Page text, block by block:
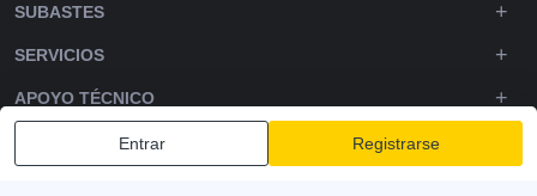
Entrar Registrarse
SUBASTES
SERVICIOS
APOYO TÉCNICO
DOWNLOADS